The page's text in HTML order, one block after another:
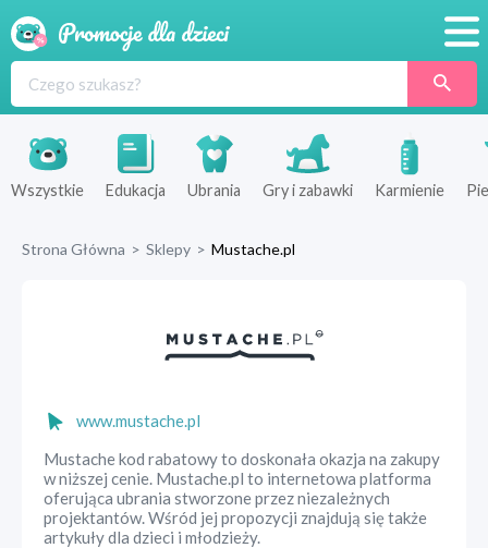
Produkty
Sklepy
Wszystkie Edukacja Ubrania Gry i zabawki Karmienie
Strona Główna > Sklepy > Mustache.pl
www.mustache.pl
Mustache kod rabatowy to doskonała okazja na zakupy
w niższej cenie. Mustache.pl to internetowa platforma
oferująca ubrania stworzone przez niezależnych
projektantów. Wśród jej propozycji znajdują się także
artykuły dla dzieci i młodzieży.